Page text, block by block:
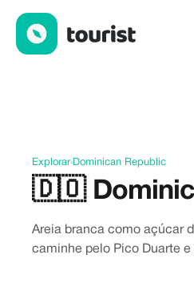
Explorar›Dominican Republic
🇩🇴
Areia branca como açúcar
caminhe pelo Pico Duarte